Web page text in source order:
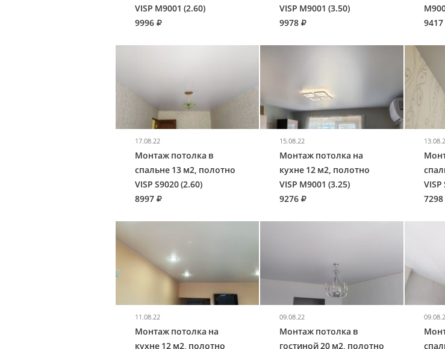
VISP M9001 (2.60)
9996
VISP M9001 (3.50)
9978
9417
17.08.22
Монтаж потолка в
спальне 13 м2, полотно
VISP S9020 (2.60)
8997
15.08.22
Монтаж потолка на
кухне 12 м2, полотно
VISP M9001 (3.25)
9276
VISP
7298
11.08.22
Монтаж потолка на
кухне 12 м2, полотно
09.08.22
Монтаж потолка в
гостиной 20 м2, полотно